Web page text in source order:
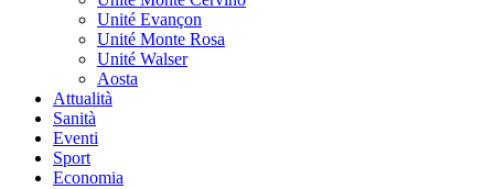
Unité Evançon
Unité Monte Rosa
Unité Walser
Aosta
Attualità
Sanità
Eventi
Sport
Economia